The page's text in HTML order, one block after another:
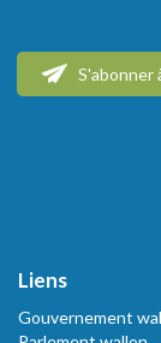
S'abonner
Liens
Gouvernement